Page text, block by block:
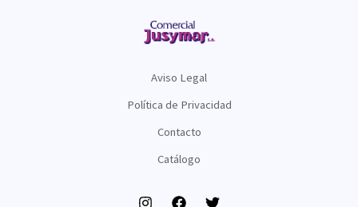
Aviso Legal
Política de Privacidad
Contacto
Catálogo